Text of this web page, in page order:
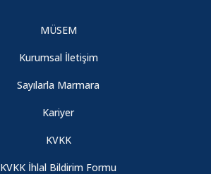
MÜSEM
Kurumsal İletişim
Sayılarla Marmara
Kariyer
KVKK
KVKK İhlal Bildirim Formu